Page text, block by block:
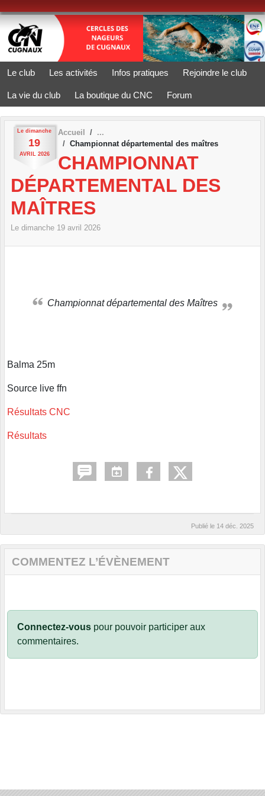
Le club Les activités Infos pratiques Rejoindre le club
La vie du club La boutique du CNC Forum
Le dimanche
19
AVRIL 2026
Accueil
Championnat départemental des maîtres
CHAMPIONNAT
DÉPARTEMENTAL DES
MAÎTRES
Le dimanche 19 avril 2026
Championnat départemental des Maîtres
Balma 25m
Source live ffn
Résultats CNC
Résultats
Publié le 14 déc. 2025
COMMENTEZ L’ÉVÈNEMENT
Connectez-vous pour pouvoir participer aux
commentaires.